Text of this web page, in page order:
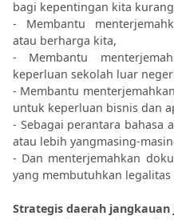
bagi kepentingan kita
- Membantu
atau berharga kita,
- Membantu
keperluan sekolah luar
- Membantu
untuk keperluan bisnis dan
- Sebagai perantara bahasa
atau lebih yangmasing-
- Dan menterjemahkan
yang membutuhkan
Strategis daerah